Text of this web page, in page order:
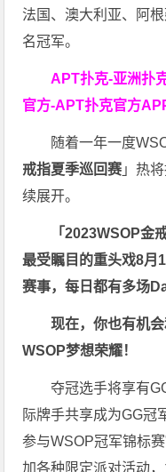
法国、澳大利亚、阿
名冠军。
APT扑克-亚洲扑
官方-APT扑克官方
随着一年一度
戒指夏季巡回赛」热
续展开。
「2023WSOP金
最受瞩目的重头戏8月
赛事，每日都有多场
现在，你也有机
WSOP梦想荣耀！
夺冠选手将享有
际牌手共享成为GG冠
参与WSOP冠军锦标
加各种限定派对活动